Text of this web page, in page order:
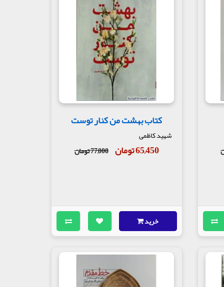
کتاب بهشت من کنار توست
شهید کاظمی
65,450 تومان 77,000 تومان
خرید